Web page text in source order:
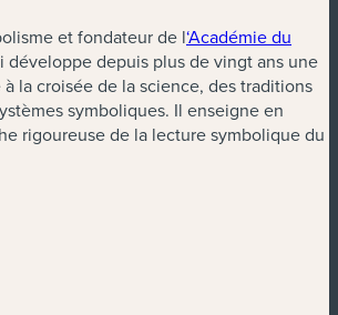
et fondateur de l‘Académie du
développe depuis plus de vingt ans une
la croisée de la science, des traditions
symboliques. Il enseigne en
rigoureuse de la lecture symbolique du